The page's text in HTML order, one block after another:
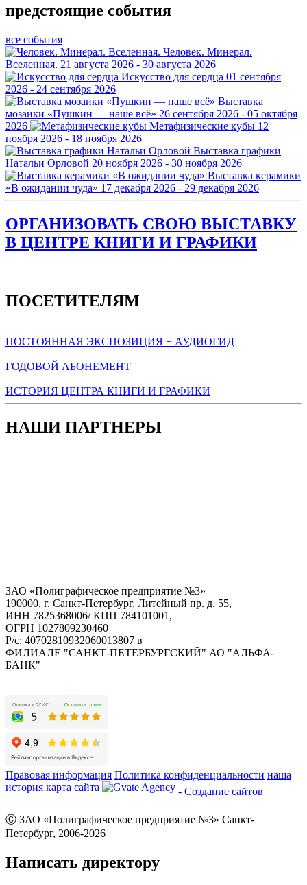
предстоящие события
все события
Человек. Минерал.
Вселенная. 21 августа 2026 - 30 августа 2026
Искусство для сердца 01 сентября
2026 - 24 сентября 2026
Выставка
мозаики «Пушкин — наше всё» 26 сентября 2026 - 05 октября
2026
Метафизические кубы 12
ноября 2026 - 18 ноября 2026
Выставка графики
Натальи Орловой 20 ноября 2026 - 30 ноября 2026
Выставка керамики
«В ожидании чуда» 17 декабря 2026 - 29 декабря 2026
ОРГАНИЗОВАТЬ СВОЮ ВЫСТАВКУ
В ЦЕНТРЕ КНИГИ И ГРАФИКИ
ПОСЕТИТЕЛЯМ
ПОСТОЯННАЯ ЭКСПОЗИЦИЯ + АУДИОГИД
ГОДОВОЙ АБОНЕМЕНТ
ИСТОРИЯ ЦЕНТРА КНИГИ И ГРАФИКИ
НАШИ ПАРТНЕРЫ
ЗАО «Полиграфическое предприятие №3»
190000, г. Санкт-Петербург, Литейный пр. д. 55,
ИНН 7825368006/ КПП 784101001,
ОГРН 1027809230460
Р/с: 40702810932060013807 в
ФИЛИАЛЕ "САНКТ-ПЕТЕРБУРГСКИЙ" АО "АЛЬФА-
БАНК"
Правовая информация Политика конфиденциальности наша
история карта сайта - Создание сайтов
Ⓒ ЗАО «Полиграфическое предприятие №3» Санкт-
Петербург, 2006-2026
Написать директору